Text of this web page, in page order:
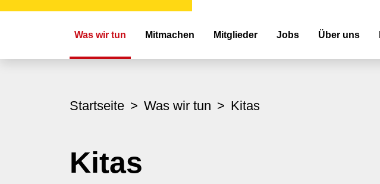
Hauptnavigation
Was wir tun Mitmachen Mitglieder Jobs Über uns
Startseite Was wir tun Kitas
Kitas